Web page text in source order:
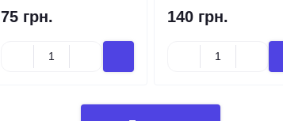
75 грн. 140 грн.